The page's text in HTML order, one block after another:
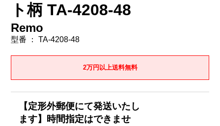
ト柄 TA-4208-48
Remo
型番 ： TA-4208-48
2万円以上送料無料
【定形外郵便にて発送いたし
ます】時間指定はできませ